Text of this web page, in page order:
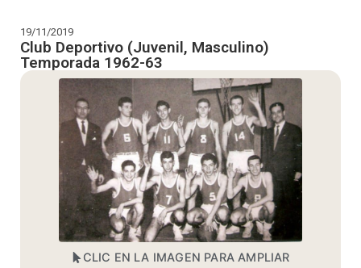
19/11/2019
Club Deportivo (Juvenil, Masculino)
Temporada 1962-63
CLIC EN LA IMAGEN PARA AMPLIAR